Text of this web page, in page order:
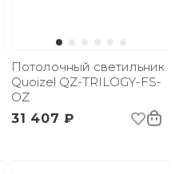
Потолочный светильник
Quoizel QZ-TRILOGY-FS-
OZ
31 407 ₽